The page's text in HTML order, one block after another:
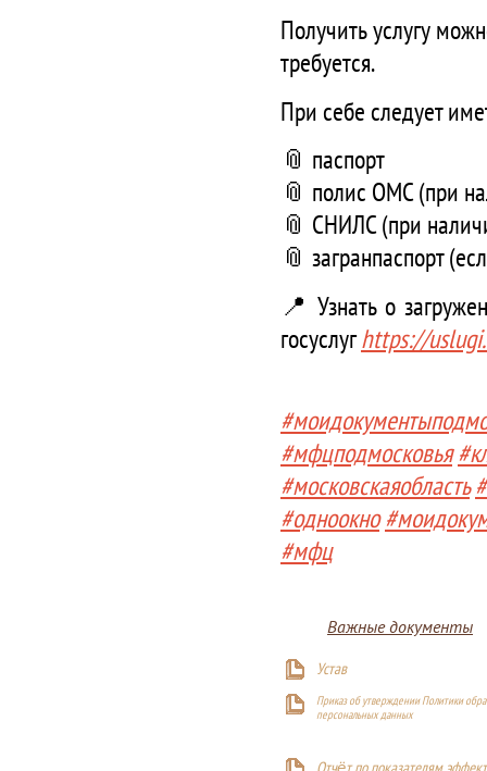
Получить услугу
требуется.
При себе следует
📎 паспорт
📎 полис ОМС (при
📎 СНИЛС (при
📎 загранпаспорт
📍 Узнать о
госуслугhttps://
#мфцподмосковья
#московскаяобласть
#одноокно
#мфц
Важные документы
Устав
Приказ об утверждении Политики
персональных данных